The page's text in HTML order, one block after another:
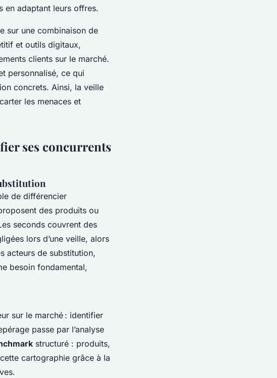
en adaptant leurs offres.
sur une combinaison de
et outils digitaux,
clients sur le marché.
personnalisé, ce qui
concrets. Ainsi, la veille
les menaces et
ses concurrents
de différencier
des produits ou
seconds couvrent des
lors d’une veille, alors
acteurs de substitution,
besoin fondamental,
sur le marché : identifier
passe par l’analyse
structuré : produits,
cartographie grâce à la